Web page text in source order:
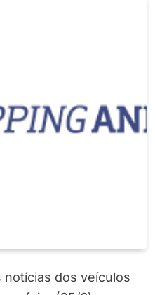
notícias dos veículos